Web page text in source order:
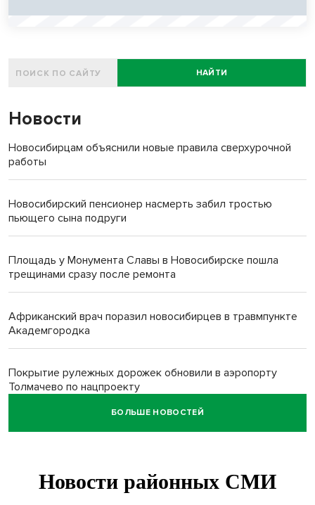
НАЙТИ
Новости
Новосибирцам объяснили новые правила сверхурочной
работы
Новосибирский пенсионер насмерть забил тростью
пьющего сына подруги
Площадь у Монумента Славы в Новосибирске пошла
трещинами сразу после ремонта
Африканский врач поразил новосибирцев в травмпункте
Академгородка
Покрытие рулежных дорожек обновили в аэропорту
Толмачево по нацпроекту
В Новосибирске зафиксирован рост заболеваемости
В Новосибирске осудили внука за продажу дедова ружья
БОЛЬШЕ НОВОСТЕЙ